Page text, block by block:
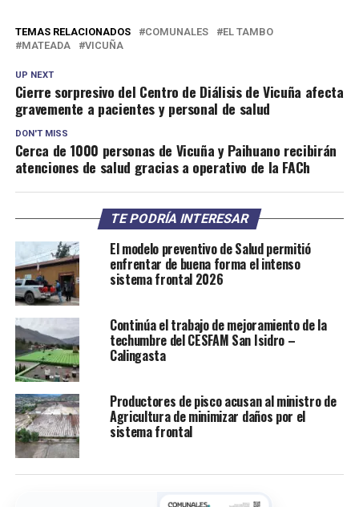
TEMAS RELACIONADOS COMUNALES
EL TAMBO
MATEADA
VICUÑA
UP NEXT
Cierre sorpresivo del Centro de Diálisis de Vicuña afecta
gravemente a pacientes y personal de salud
DON'T MISS
Cerca de 1000 personas de Vicuña y Paihuano recibirán
atenciones de salud gracias a operativo de la FACh
TE PODRÍA INTERESAR
El modelo preventivo de Salud permitió
enfrentar de buena forma el intenso
sistema frontal 2026
Continúa el trabajo de mejoramiento de la
techumbre del CESFAM San Isidro –
Calingasta
Productores de pisco acusan al ministro de
Agricultura de minimizar daños por el
sistema frontal